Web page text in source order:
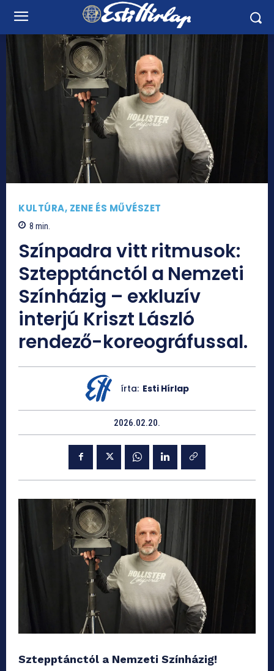
KULTÚRA, ZENE ÉS MŰVÉSZET
8 min.
Színpadra vitt ritmusok:
Sztepptánctól a Nemzeti
Színházig – exkluzív
interjú Kriszt László
rendező-koreográfussal.
írta: Esti Hírlap
2026.02.20.
Sztepptánctól a Nemzeti Színházig!